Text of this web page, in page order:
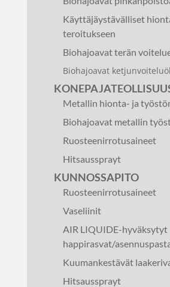
Käyttäjäystävälliset
teroitukseen
Biohajoavat terän
Biohajoavat
Metallin hionta- ja
Biohajoavat metallin
Ruosteenirrotusaineet
Hitsaussprayt
KUNNOSSAPITO
Ruosteenirrotusaineet
Vaseliinit
AIR LIQUIDE-hyväksytyt
happirasvat/
Kuumankestävät
Hitsaussprayt